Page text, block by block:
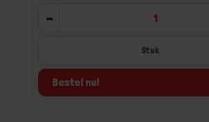
-
Bestel nu!